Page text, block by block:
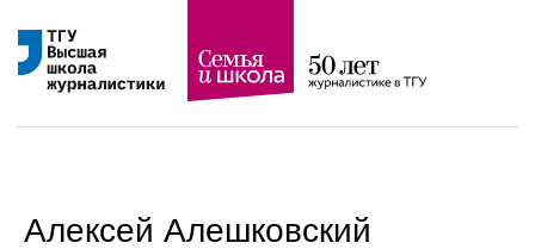
Алексей Алешковский